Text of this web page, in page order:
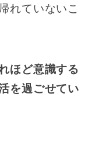
れていないこ
ほど意識する
を過ごせてい